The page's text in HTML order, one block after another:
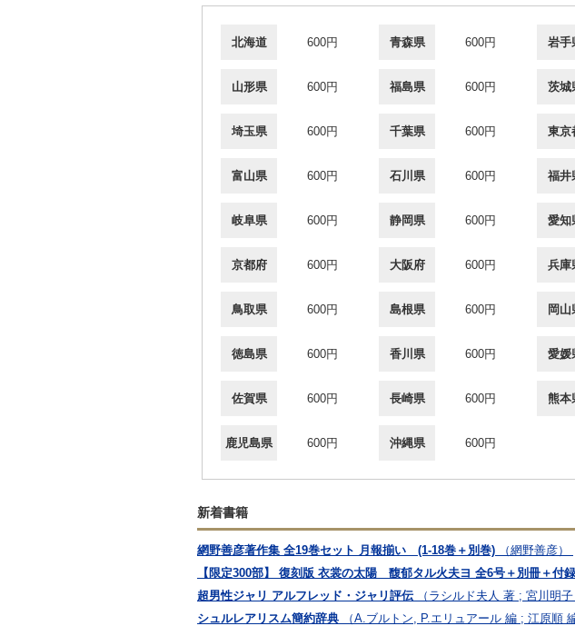
北海道 600円 青森県 600円 岩手
山形県 600円 福島県 600円 茨城
埼玉県 600円 千葉県 600円 東京
富山県 600円 石川県 600円 福井
岐阜県 600円 静岡県 600円 愛知
京都府 600円 大阪府 600円 兵庫
鳥取県 600円 島根県 600円 岡山
徳島県 600円 香川県 600円 愛媛
佐賀県 600円 長崎県 600円 熊本
鹿児島県 600円 沖縄県 600円
新着書籍
網野善彦著作集 全19巻セット 月報揃い (1-18巻＋別巻) （網野善彦）
【限定300部】 復刻版 衣裳の太陽 馥郁タル火夫ヨ 全6号＋別冊＋付
超男性ジャリ アルフレッド・ジャリ評伝
（ラシルド夫人 著 ; 宮川明子
シュルレアリスム簡約辞典
（A.ブルトン, P.エリュアール 編 ; 江原順